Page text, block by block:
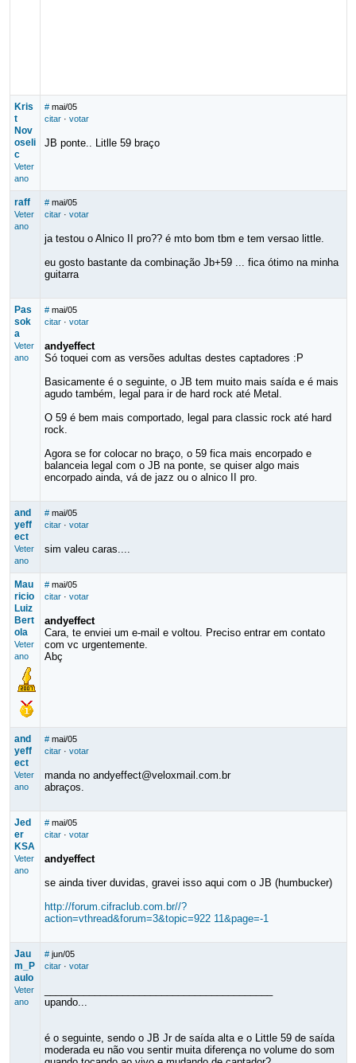
Kris
t
Nov
oseli
c
Veter
ano
# mai/05
citar· votar
JB ponte.. Litlle 59 braço
raff
Veter
ano
# mai/05
citar· votar
ja testou o Alnico II pro?? é mto bom tbm e tem versao little.
eu gosto bastante da combinação Jb+59 ... fica ótimo na minha
guitarra
Pas
sok
a
Veter
ano
# mai/05
citar· votar
andyeffect
Só toquei com as versões adultas destes captadores :P
Basicamente é o seguinte, o JB tem muito mais saída e é mais
agudo também, legal para ir de hard rock até Metal.
O 59 é bem mais comportado, legal para classic rock até hard
rock.
Agora se for colocar no braço, o 59 fica mais encorpado e
balanceia legal com o JB na ponte, se quiser algo mais
encorpado ainda, vá de jazz ou o alnico II pro.
and
yeff
ect
Veter
ano
# mai/05
citar· votar
sim valeu caras....
Mau
ricio
Luiz
Bert
ola
Veter
ano
# mai/05
citar· votar
andyeffect
Cara, te enviei um e-mail e voltou. Preciso entrar em contato
com vc urgentemente.
Abç
and
yeff
ect
Veter
ano
# mai/05
citar· votar
manda no andyeffect@veloxmail.com.br
abraços.
Jed
er
KSA
Veter
ano
# mai/05
citar· votar
andyeffect
se ainda tiver duvidas, gravei isso aqui com o JB (humbucker)
http://forum.cifraclub.com.br//?
action=vthread&forum=3&topic=922 11&page=-1
Jau
m_P
aulo
Veter
ano
# jun/05
citar· votar
upando...
é o seguinte, sendo o JB Jr de saída alta e o Little 59 de saída
moderada eu não vou sentir muita diferença no volume do som